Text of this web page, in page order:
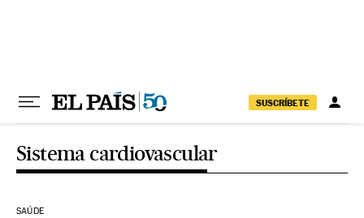
SUSCRÍBETE
Sistema cardiovascular
SAÚDE